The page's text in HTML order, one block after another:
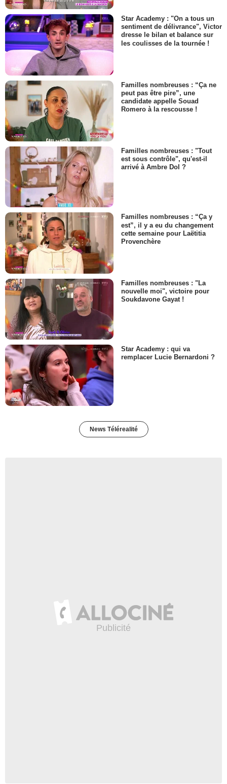
Star Academy : "On a tous un
sentiment de délivrance", Victor
dresse le bilan et balance sur
les coulisses de la tournée !
Familles nombreuses : “Ça ne
peut pas être pire”, une
candidate appelle Souad
Romero à la rescousse !
Familles nombreuses : "Tout
est sous contrôle", qu'est-il
arrivé à Ambre Dol ?
Familles nombreuses : “Ça y
est”, il y a eu du changement
cette semaine pour Laëtitia
Provenchère
Familles nombreuses : "La
nouvelle moi", victoire pour
Soukdavone Gayat !
Star Academy : qui va
remplacer Lucie Bernardoni ?
News Télérealité